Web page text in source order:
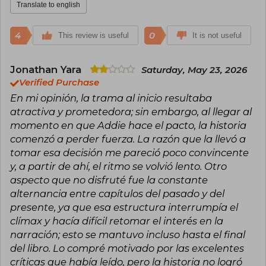
as a key voice in contemporary fantasy
Translate to english
4 This review is useful 0 It is not useful
Jonathan Yara
Saturday, May 23, 2026
Verified Purchase
En mi opinión, la trama al inicio resultaba
atractiva y prometedora; sin embargo, al llegar al
momento en que Addie hace el pacto, la historia
comenzó a perder fuerza. La razón que la llevó a
tomar esa decisión me pareció poco convincente
y, a partir de ahí, el ritmo se volvió lento. Otro
aspecto que no disfruté fue la constante
alternancia entre capítulos del pasado y del
presente, ya que esa estructura interrumpía el
clímax y hacía difícil retomar el interés en la
narración; esto se mantuvo incluso hasta el final
del libro. Lo compré motivado por las excelentes
críticas que había leído, pero la historia no logró